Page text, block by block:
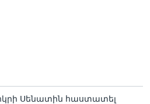
Սենատին հաստատել